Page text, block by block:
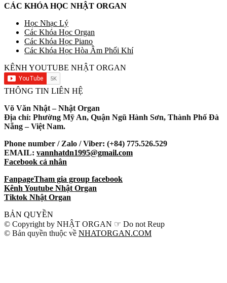
CÁC KHÓA HỌC NHẬT ORGAN
Học Nhạc Lý
Các Khóa Học Organ
Các Khóa Học Piano
Các Khóa Học Hòa Âm Phối Khí
KÊNH YOUTUBE NHẬT ORGAN
THÔNG TIN LIÊN HỆ
Võ Văn Nhật – Nhật Organ
Địa chỉ: Phường Mỹ An, Quận Ngũ Hành Sơn, Thành Phố Đà
Nẵng – Việt Nam.
Phone number / Zalo / Viber: (+84) 775.526.529
EMAIL: vannhatdn1995@gmail.com
Facebook cá nhân
FanpageTham gia group facebook
Kênh Youtube Nhật Organ
Tiktok Nhật Organ
BẢN QUYỀN
© Copyright by NHẬT ORGAN ☞ Do not Reup
© Bản quyền thuộc về NHATORGAN.COM